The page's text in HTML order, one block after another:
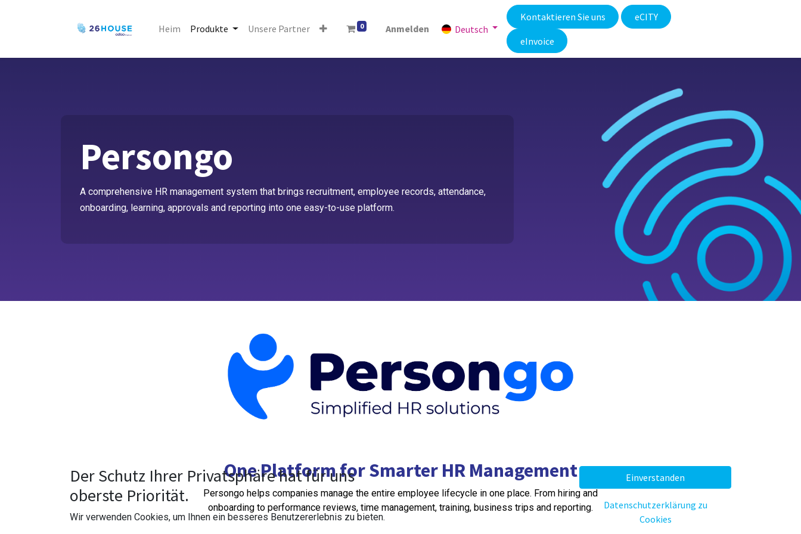
Heim Produkte Unsere Partner 0 Anmelden Deutsch
Kontaktieren Sie uns eCITY​
eInvoice
Persongo
A comprehensive HR management system that brings recruitment, employee records, attendance,
onboarding, learning, approvals and reporting into one easy-to-use platform.
One Platform for Smarter HR Management
Persongo helps companies manage the entire employee lifecycle in one place. From hiring and
onboarding to performance reviews, time management, training, business trips and reporting.
Der Schutz Ihrer Privatsphäre hat für uns
oberste Priorität.
Wir verwenden Cookies, um Ihnen ein besseres Benutzererlebnis zu bieten.
Einverstanden
Datenschutzerklärung zu
Cookies